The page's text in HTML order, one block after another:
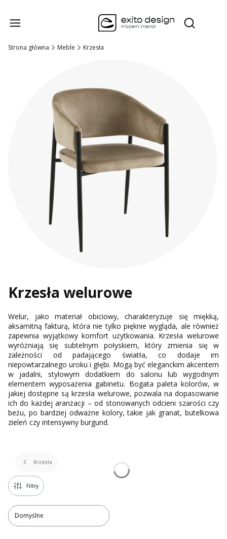
Otwórz
Strona główna Meble Krzesła
Krzesła welurowe
Welur, jako materiał obiciowy, charakteryzuje się miękką,
aksamitną fakturą, która nie tylko pięknie wygląda, ale również
zapewnia wyjątkowy komfort użytkowania. Krzesła welurowe
wyróżniają się subtelnym połyskiem, który zmienia się w
zależności od padającego światła, co dodaje im
niepowtarzalnego uroku i głębi. Mogą być eleganckim akcentem
w jadalni, stylowym dodatkiem do salonu lub wygodnym
elementem wyposażenia gabinetu. Bogata paleta kolorów, w
jakiej dostępne są krzesła welurowe, pozwala na dopasowanie
ich do każdej aranżacji – od stonowanych odcieni szarości czy
beżu, po bardziej odważne kolory, takie jak granat, butelkowa
zieleń czy intensywny burgund.
Krzesła
Filtry
Domyślne